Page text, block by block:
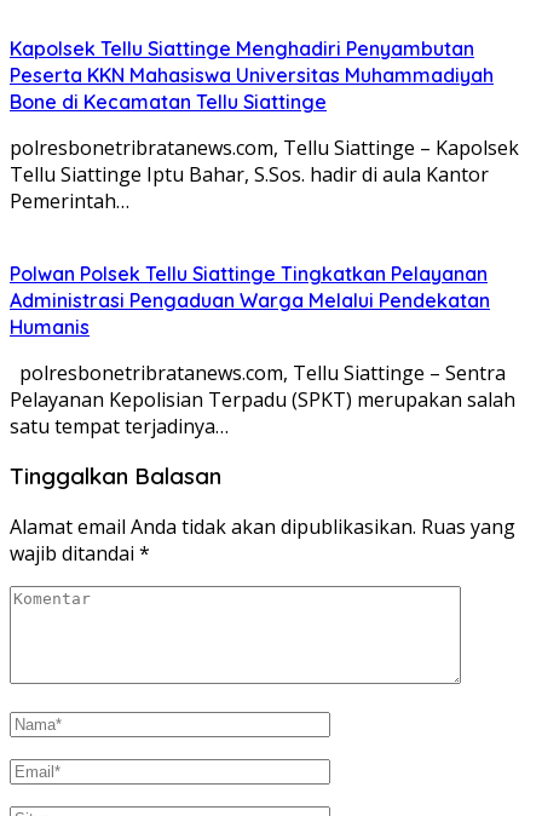
Kapolsek Tellu Siattinge Menghadiri Penyambutan
Peserta KKN Mahasiswa Universitas Muhammadiyah
Bone di Kecamatan Tellu Siattinge
polresbonetribratanews.com, Tellu Siattinge – Kapolsek
Tellu Siattinge Iptu Bahar, S.Sos. hadir di aula Kantor
Pemerintah…
Polwan Polsek Tellu Siattinge Tingkatkan Pelayanan
Administrasi Pengaduan Warga Melalui Pendekatan
Humanis
polresbonetribratanews.com, Tellu Siattinge – Sentra
Pelayanan Kepolisian Terpadu (SPKT) merupakan salah
satu tempat terjadinya…
Tinggalkan Balasan
Alamat email Anda tidak akan dipublikasikan. Ruas yang
wajib ditandai *